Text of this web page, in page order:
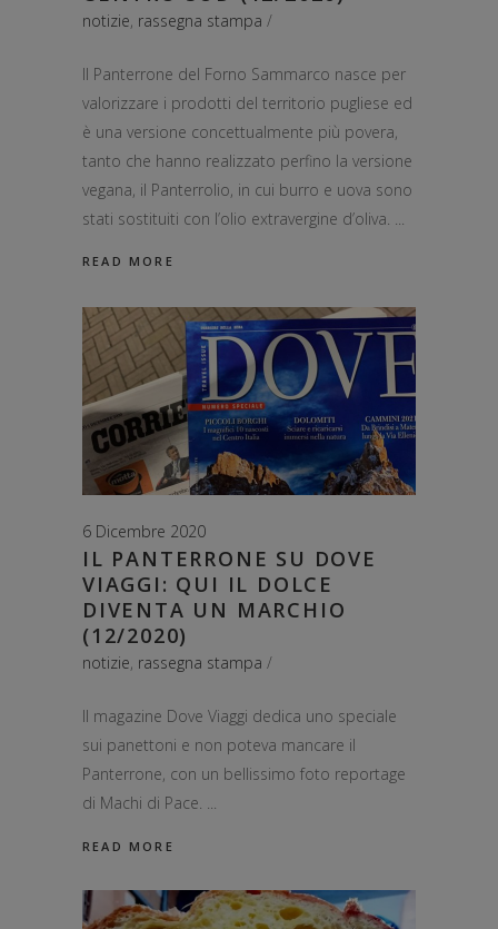
notizie, rassegna stampa
Il Panterrone del Forno Sammarco nasce per
valorizzare i prodotti del territorio pugliese ed
è una versione concettualmente più povera,
tanto che hanno realizzato perfino la versione
vegana, il Panterrolio, in cui burro e uova sono
stati sostituiti con l’olio extravergine d’oliva.
READ MORE
6 Dicembre 2020
IL PANTERRONE SU DOVE
VIAGGI: QUI IL DOLCE
DIVENTA UN MARCHIO
(12/2020)
notizie, rassegna stampa
Il magazine Dove Viaggi dedica uno speciale
sui panettoni e non poteva mancare il
Panterrone, con un bellissimo foto reportage
di Machi di Pace.
READ MORE